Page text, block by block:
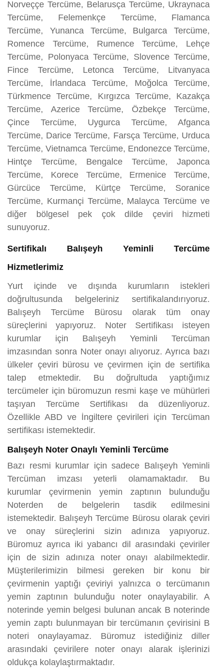
Norveççe Tercüme, Belarusça Tercüme, Ukraynaca
Tercüme, Felemenkçe Tercüme, Flamanca
Tercüme, Yunanca Tercüme, Bulgarca Tercüme,
Romence Tercüme, Rumence Tercüme, Lehçe
Tercüme, Polonyaca Tercüme, Slovence Tercüme,
Fince Tercüme, Letonca Tercüme, Litvanyaca
Tercüme, İrlandaca Tercüme, Moğolca Tercüme,
Türkmence Tercüme, Kırgızca Tercüme, Kazakça
Tercüme, Azerice Tercüme, Özbekçe Tercüme,
Çince Tercüme, Uygurca Tercüme, Afganca
Tercüme, Darice Tercüme, Farsça Tercüme, Urduca
Tercüme, Vietnamca Tercüme, Endonezce Tercüme,
Hintçe Tercüme, Bengalce Tercüme, Japonca
Tercüme, Korece Tercüme, Ermenice Tercüme,
Gürcüce Tercüme, Kürtçe Tercüme, Soranice
Tercüme, Kurmançi Tercüme, Malayca Tercüme ve
diğer bölgesel pek çok dilde çeviri hizmeti
sunuyoruz.
Sertifikalı Balışeyh Yeminli Tercüme
Hizmetlerimiz
Yurt içinde ve dışında kurumların istekleri
doğrultusunda belgeleriniz sertifikalandırıyoruz.
Balışeyh Tercüme Bürosu olarak tüm onay
süreçlerini yapıyoruz. Noter Sertifikası isteyen
kurumlar için Balışeyh Yeminli Tercüman
imzasından sonra Noter onayı alıyoruz. Ayrıca bazı
ülkeler çeviri bürosu ve çevirmen için de sertifika
talep etmektedir. Bu doğrultuda yaptığımız
tercümeler için büromuzun resmi kaşe ve mühürleri
taşıyan Tercüme Sertifikası da düzenliyoruz.
Özellikle ABD ve İngiltere çevirileri için Tercüman
sertifikası istemektedir.
Balışeyh Noter Onaylı Yeminli Tercüme
Bazı resmi kurumlar için sadece Balışeyh Yeminli
Tercüman imzası yeterli olamamaktadır. Bu
kurumlar çevirmenin yemin zaptının bulunduğu
Noterden de belgelerin tasdik edilmesini
istemektedir. Balışeyh Tercüme Bürosu olarak çeviri
ve onay süreçlerini sizin adınıza yapıyoruz.
Büromuz ayrıca iki yabancı dil arasındaki çeviriler
için de sizin adınıza noter onayı alabilmektedir.
Müşterilerimizin bilmesi gereken bir konu bir
çevirmenin yaptığı çeviriyi yalnızca o tercümanın
yemin zaptının bulunduğu noter onaylayabilir. A
noterinde yemin belgesi bulunan ancak B noterinde
yemin zaptı bulunmayan bir tercümanın çevirisini B
noteri onaylayamaz. Büromuz istediğiniz diller
arasındaki çevirilere noter onayı alarak işlerinizi
oldukça kolaylaştırmaktadır.